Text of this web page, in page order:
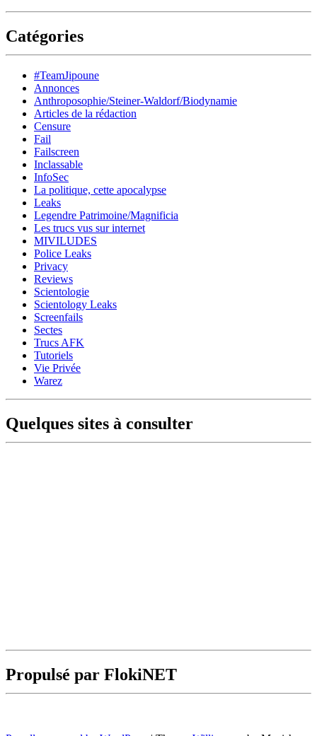
Catégories
#TeamJipoune
Annonces
Anthroposophie/Steiner-Waldorf/Biodynamie
Articles de la rédaction
Censure
Fail
Failscreen
Inclassable
InfoSec
La politique, cette apocalypse
Leaks
Legendre Patrimoine/Magnificia
Les trucs vus sur internet
MIVILUDES
Police Leaks
Privacy
Reviews
Scientologie
Scientology Leaks
Screenfails
Sectes
Trucs AFK
Tutoriels
Vie Privée
Warez
Quelques sites à consulter
Propulsé par FlokiNET